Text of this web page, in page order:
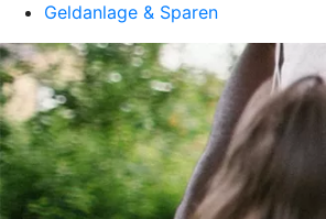
Geldanlage & Sparen